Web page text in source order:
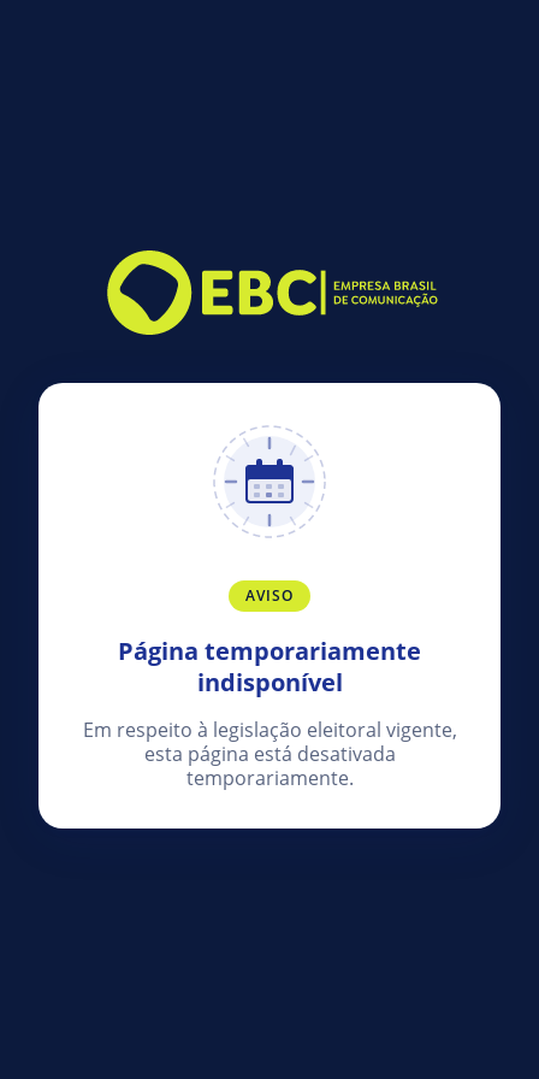
AVISO
Página temporariamente
indisponível
Em respeito à legislação eleitoral vigente,
esta página está desativada
temporariamente.